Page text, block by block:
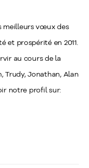
meilleurs vœux des
et prospérité en 2011.
au cours de la
Trudy, Jonathan, Alan
notre profil sur: